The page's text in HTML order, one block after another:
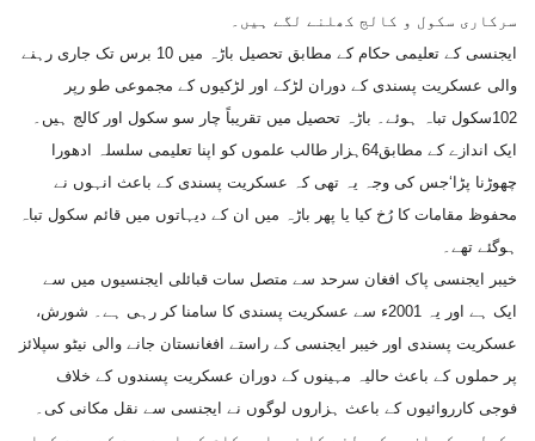
سرکاری سکول و کالج کھلنے لگے ہیں۔
ایجنسی کے تعلیمی حکام کے مطابق تحصیل باڑہ میں 10 برس تک جاری رہنے
والی عسکریت پسندی کے دوران لڑکے اور لڑکیوں کے مجموعی طو رپر
102سکول تباہ ہوئے۔ باڑہ تحصیل میں تقریباً چار سو سکول اور کالج ہیں۔
ایک اندازے کے مطابق64ہزار طالب علموں کو اپنا تعلیمی سلسلہ ادھورا
چھوڑنا پڑا‘جس کی وجہ یہ تھی کہ عسکریت پسندی کے باعث انہوں نے
محفوظ مقامات کا رُخ کیا یا پھر باڑہ میں ان کے دیہاتوں میں قائم سکول تباہ
ہوگئے تھے۔
خیبر ایجنسی پاک افغان سرحد سے متصل سات قبائلی ایجنسیوں میں سے
ایک ہے اور یہ 2001ء سے عسکریت پسندی کا سامنا کر رہی ہے۔ شورش،
عسکریت پسندی اور خیبر ایجنسی کے راستے افغانستان جانے والی نیٹو سپلائز
پر حملوں کے باعث حالیہ مہینوں کے دوران عسکریت پسندوں کے خلاف
فوجی کارروائیوں کے باعث ہزاروں لوگوں نے ایجنسی سے نقل مکانی کی۔